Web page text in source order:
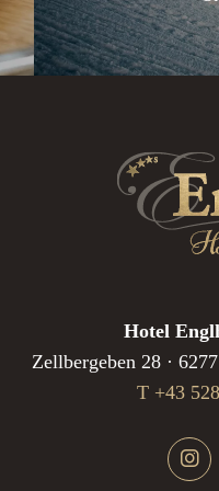
Hotel
Zellbergeben 28 ·
T +43